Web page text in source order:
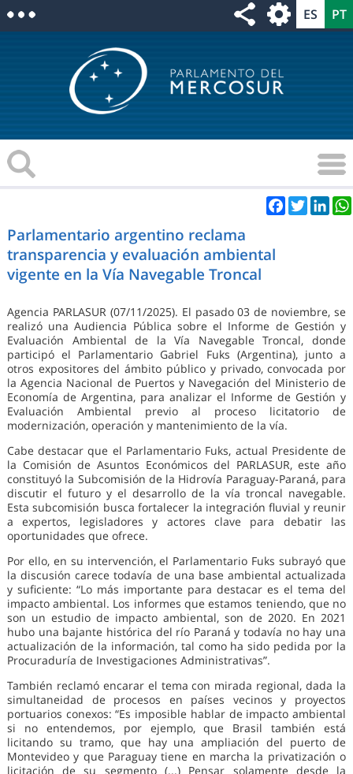
Facebook
Twitter
Parlamentario argentino reclama
transparencia y evaluación ambiental
vigente en la Vía Navegable Troncal
Agencia PARLASUR (07/11/2025). El pasado 03 de noviembre, se
realizó una Audiencia Pública sobre el Informe de Gestión y
Evaluación Ambiental de la Vía Navegable Troncal, donde
participó el Parlamentario Gabriel Fuks (Argentina), junto a
otros expositores del ámbito público y privado, convocada por
la Agencia Nacional de Puertos y Navegación del Ministerio de
Economía de Argentina, para analizar el Informe de Gestión y
Evaluación Ambiental previo al proceso licitatorio de
modernización, operación y mantenimiento de la vía.
Cabe destacar que el Parlamentario Fuks, actual Presidente de
la Comisión de Asuntos Económicos del PARLASUR, este año
constituyó la Subcomisión de la Hidrovía Paraguay-Paraná, para
discutir el futuro y el desarrollo de la vía troncal navegable.
Esta subcomisión busca fortalecer la integración fluvial y reunir
a expertos, legisladores y actores clave para debatir las
oportunidades que ofrece.
Por ello, en su intervención, el Parlamentario Fuks subrayó que
la discusión carece todavía de una base ambiental actualizada
y suficiente: “Lo más importante para destacar es el tema del
impacto ambiental. Los informes que estamos teniendo, que no
son un estudio de impacto ambiental, son de 2020. En 2021
hubo una bajante histórica del río Paraná y todavía no hay una
actualización de la información, tal como ha sido pedida por la
Procuraduría de Investigaciones Administrativas”.
También reclamó encarar el tema con mirada regional, dada la
simultaneidad de procesos en países vecinos y proyectos
portuarios conexos: “Es imposible hablar de impacto ambiental
si no entendemos, por ejemplo, que Brasil también está
licitando su tramo, que hay una ampliación del puerto de
Montevideo y que Paraguay tiene en marcha la privatización o
licitación de su segmento (...) Pensar solamente desde la